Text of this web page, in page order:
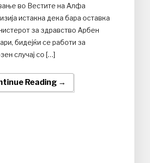
во Вестите на Алфа
истакна дека бара оставка
за здравство Арбен
бидејќи се работи за
случај со […]
Reading →